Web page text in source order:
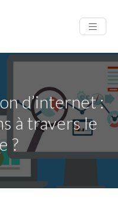
d’internet :
à travers le
?